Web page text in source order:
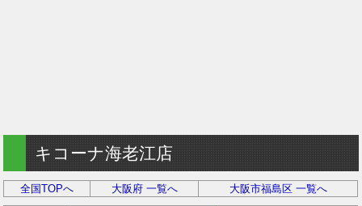
キコーナ海老江店
全国TOPへ 大阪府 一覧へ 大阪市福島区 一覧へ